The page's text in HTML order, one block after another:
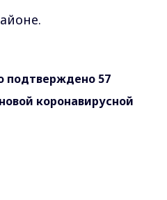
подтверждено 57
коронавирусной